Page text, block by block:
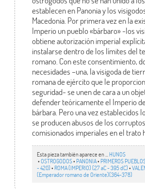
establecen en Panonia y los
Macedonia. Por primera vez en la
Imperio un pueblo «bárbaro» -los
obtiene autorización imperial
instalarse dentro de los límites del
romano. Con este consentimiento,
necesidades –una, la visigoda de
romana de ejército que le
seguridad- se unen de cara a un
defender teóricamente el Imperio
bárbara. Pero una vez establecidos
se producen abusos de los corruptos
comisionados imperiales en el trato
Esta pieza también aparece en ... HUNOS
•OSTROGODOS• PANONIA• PRIMEROS
- 420)• ROMA (IMPERIO) (27 aC - 395 dC)•
(Emperador romano de Oriente)(364-378)